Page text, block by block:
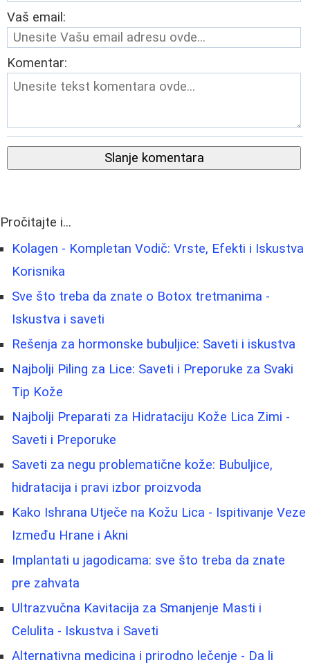
Vaš email:
Komentar:
Slanje komentara
Pročitajte i...
Kolagen - Kompletan Vodič: Vrste, Efekti i Iskustva
Korisnika
Sve što treba da znate o Botox tretmanima -
Iskustva i saveti
Rešenja za hormonske bubuljice: Saveti i iskustva
Najbolji Piling za Lice: Saveti i Preporuke za Svaki
Tip Kože
Najbolji Preparati za Hidrataciju Kože Lica Zimi -
Saveti i Preporuke
Saveti za negu problematične kože: Bubuljice,
hidratacija i pravi izbor proizvoda
Kako Ishrana Utječe na Kožu Lica - Ispitivanje Veze
Između Hrane i Akni
Implantati u jagodicama: sve što treba da znate
pre zahvata
Ultrazvučna Kavitacija za Smanjenje Masti i
Celulita - Iskustva i Saveti
Alternativna medicina i prirodno lečenje - Da li